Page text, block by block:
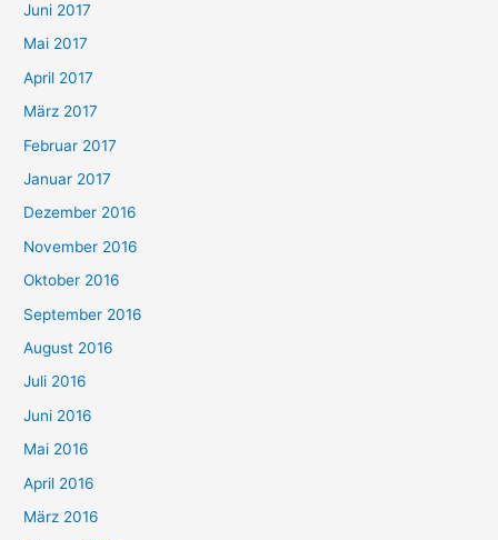
Juni 2017
Mai 2017
April 2017
März 2017
Februar 2017
Januar 2017
Dezember 2016
November 2016
Oktober 2016
September 2016
August 2016
Juli 2016
Juni 2016
Mai 2016
April 2016
März 2016